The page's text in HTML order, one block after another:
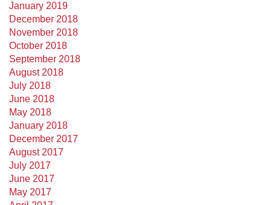
January 2019
December 2018
November 2018
October 2018
September 2018
August 2018
July 2018
June 2018
May 2018
January 2018
December 2017
August 2017
July 2017
June 2017
May 2017